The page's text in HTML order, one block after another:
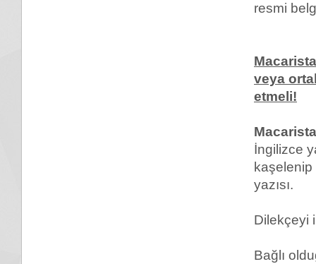
resmi
veya
etmeli!
İngilizce
kaşelenip
yazısı.
Dilekçeyi
Bağlı